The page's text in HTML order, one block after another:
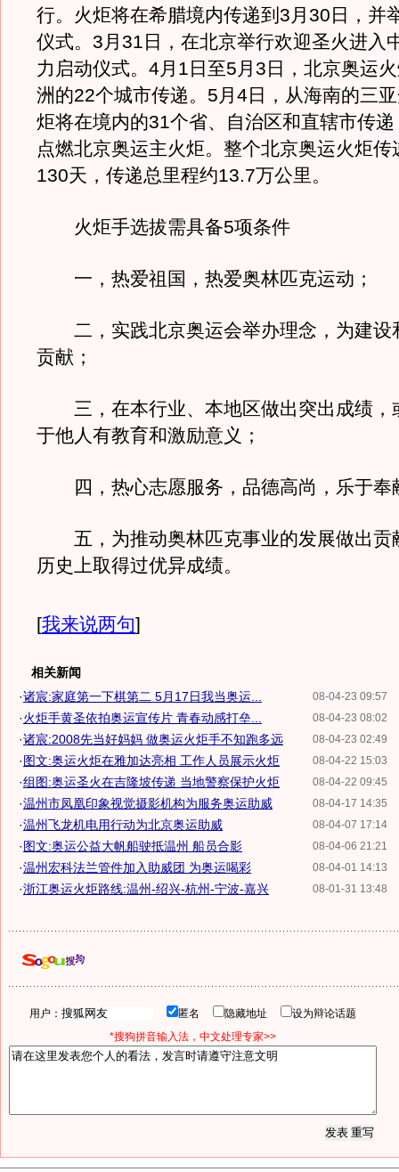
行。火炬将在希腊境内传递到3月30日，并
仪式。3月31日，在北京举行欢迎圣火进入
力启动仪式。4月1日至5月3日，北京奥运
洲的22个城市传递。5月4日，从海南的三
炬将在境内的31个省、自治区和直辖市传
点燃北京奥运主火炬。整个北京奥运火炬传
130天，传递总里程约13.7万公里。
火炬手选拔需具备5项条件
一，热爱祖国，热爱奥林匹克运动；
二，实践北京奥运会举办理念，为建设
贡献；
三，在本行业、本地区做出突出成绩，
于他人有教育和激励意义；
四，热心志愿服务，品德高尚，乐于奉
五，为推动奥林匹克事业的发展做出贡
历史上取得过优异成绩。
[我来说两句]
相关新闻
08-04-23 09:57
·诸宸:家庭第一下棋第二 5月17日我当奥运...
08-04-23 08:02
·火炬手黄圣依拍奥运宣传片 青春动感打垒...
08-04-23 02:49
·诸宸:2008先当好妈妈 做奥运火炬手不知跑多远
08-04-22 15:03
·图文:奥运火炬在雅加达亮相 工作人员展示火炬
08-04-22 09:45
·组图:奥运圣火在吉隆坡传递 当地警察保护火炬
08-04-17 14:35
·温州市凤凰印象视觉摄影机构为服务奥运助威
08-04-07 17:14
·温州飞龙机电用行动为北京奥运助威
08-04-06 21:21
·图文:奥运公益大帆船驶抵温州 船员合影
08-04-01 14:13
·温州宏科法兰管件加入助威团 为奥运喝彩
08-01-31 13:48
·浙江奥运火炬路线:温州-绍兴-杭州-宁波-嘉兴
用户： 匿名 隐藏地址
设为辩论话题
*搜狗拼音输入法，中文处理专家>>